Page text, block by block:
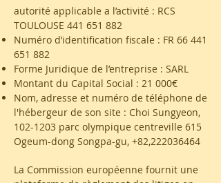
autorité applicable a l’activité : RCS
TOULOUSE 441 651 882
Numéro d’identification fiscale : FR 66 441
651 882
Forme Juridique de l’entreprise : SARL
Montant du Capital Social : 21 000€
Nom, adresse et numéro de téléphone de
l'hébergeur de son site : Choi Sungyeon,
102-1203 parc olympique centreville 615
Ogeum-dong Songpa-gu, +82,222036464
La Commission européenne fournit une